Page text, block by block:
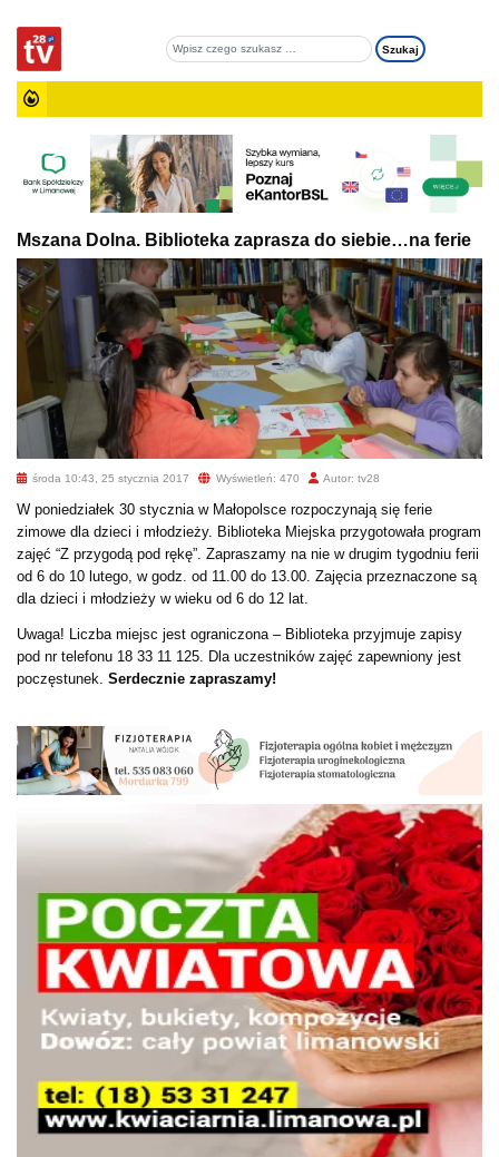
Mszana Dolna. Biblioteka zaprasza do siebie…na ferie
środa 10:43, 25 stycznia 2017 Wyświetleń: 470 Autor: tv28
W poniedziałek 30 stycznia w Małopolsce rozpoczynają się ferie
zimowe dla dzieci i młodzieży. Biblioteka Miejska przygotowała program
zajęć “Z przygodą pod rękę”. Zapraszamy na nie w drugim tygodniu ferii
od 6 do 10 lutego, w godz. od 11.00 do 13.00. Zajęcia przeznaczone są
dla dzieci i młodzieży w wieku od 6 do 12 lat.
Uwaga! Liczba miejsc jest ograniczona – Biblioteka przyjmuje zapisy
pod nr telefonu 18 33 11 125. Dla uczestników zajęć zapewniony jest
poczęstunek. Serdecznie zapraszamy!